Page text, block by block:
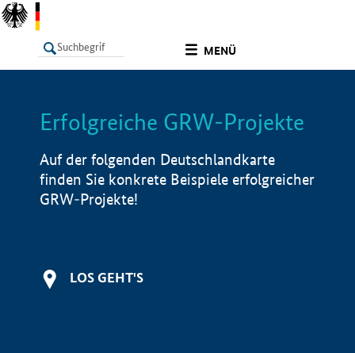
MENÜ
LISTE Info
Erfolgreiche GRW-Projekte
Auf der folgenden Deutschlandkarte
finden Sie konkrete Beispiele erfolgreicher
GRW-Projekte!
LOS GEHT'S